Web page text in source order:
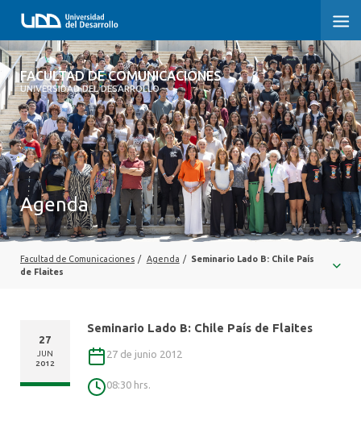
FACULTAD DE COMUNICACIONES
UNIVERSIDAD DEL DESARROLLO
FACULTAD DE COMUNICACIONES
INICIO
SOBRE LA FACULTAD
CARRERAS
POSTGRADOS Y EDUCACIÓN CONTINUA
INVESTIGACIÓN
CENTRO DE ESCRITURA
ALUMNI
Agenda
Facultad de Comunicaciones / Agenda / Seminario Lado B: Chile País
de Flaites
Seminario Lado B: Chile País de Flaites
27 de junio 2012
08:30 hrs.
27
JUN
2012